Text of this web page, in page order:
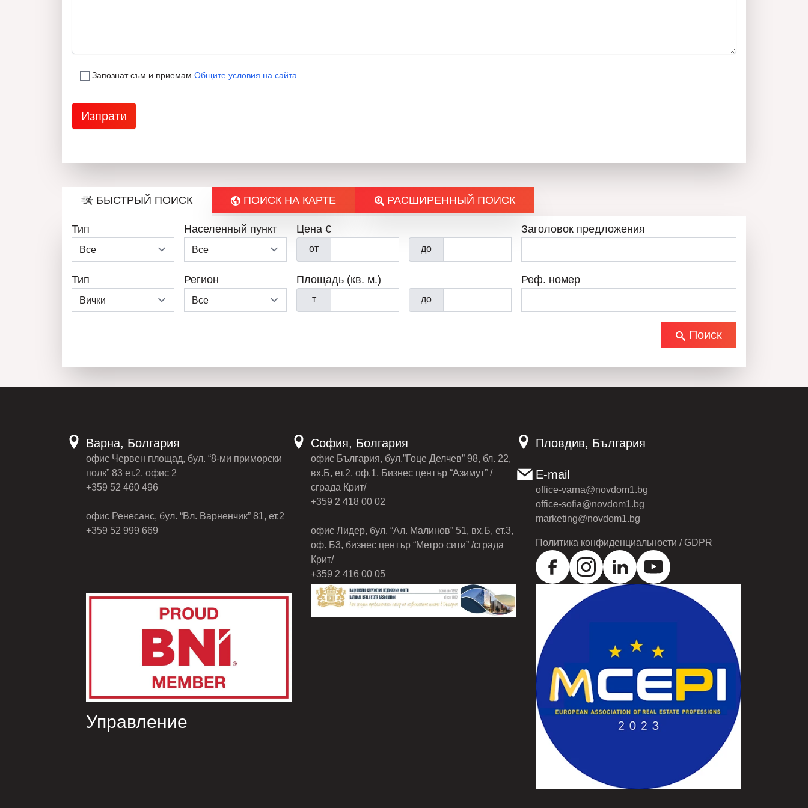
Запознат съм и приемам Общите условия на сайта
БЫСТРЫЙ ПОИСК ПОИСК НА КАРТЕ РАСШИРЕННЫЙ ПОИСК
Тип Населенный пункт
Тип Регион
Цена €
от до
Площадь (кв. м.)
т до
Заголовок предложения
Реф. номер
Поиск
Варна, Болгария
офис Червен площад, бул. “8-ми приморски
полк” 83 ет.2, офис 2
+359 52 460 496
офис Ренесанс, бул. “Вл. Варненчик” 81, ет.2
+359 52 999 669
София, Болгария
офис България, бул.”Гоце Делчев” 98, бл. 22,
вх.Б, ет.2, оф.1, Бизнес център “Азимут” /
сграда Крит/
+359 2 418 00 02
офис Лидер, бул. “Ал. Малинов” 51, вх.Б, ет.3,
оф. Б3, бизнес център “Метро сити” /сграда
Крит/
+359 2 416 00 05
Пловдив, България
E-mail
office-varna@novdom1.bg
office-sofia@novdom1.bg
marketing@novdom1.bg
Политика конфиденциальности / GDPR
Управление